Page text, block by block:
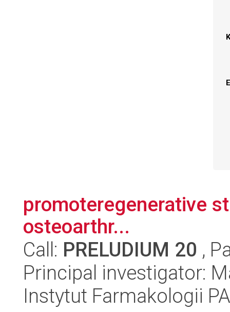
promoteregenerative
osteoarthr...
Call: PRELUDIUM 20 ,
Principal investigator:
Instytut Farmakologii